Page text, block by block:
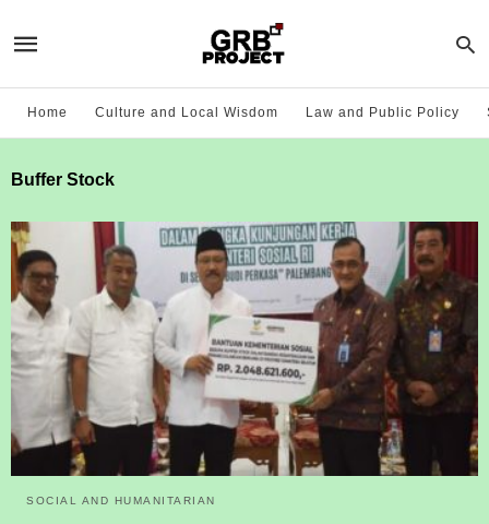
Home Culture and Local Wisdom Law and Public Policy
Buffer Stock
SOCIAL AND HUMANITARIAN